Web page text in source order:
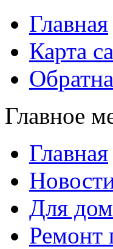
Главная
Карта
Главное
Главная
Для
Ремонт